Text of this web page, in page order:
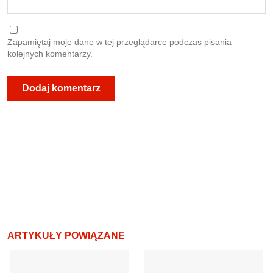
Zapamiętaj moje dane w tej przeglądarce podczas pisania
kolejnych komentarzy.
ARTYKUŁY POWIĄZANE